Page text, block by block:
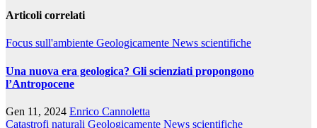
Articoli correlati
Focus sull'ambiente Geologicamente News scientifiche
Una nuova era geologica? Gli scienziati propongono
l’Antropocene
Gen 11, 2024 Enrico Cannoletta
Catastrofi naturali Geologicamente News scientifiche